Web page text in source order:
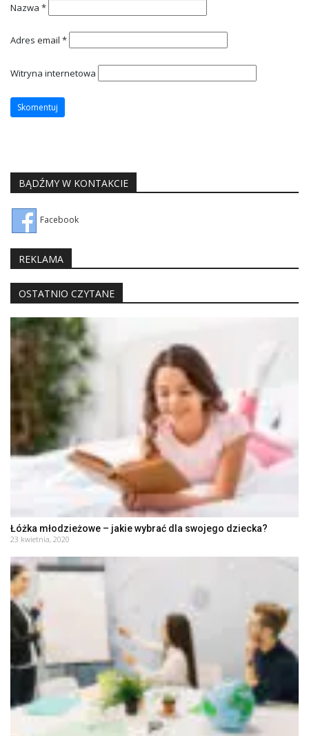
Nazwa *
Adres email *
Witryna internetowa
BĄDŹMY W KONTAKCIE
Facebook
REKLAMA
OSTATNIO CZYTANE
Łóżka młodzieżowe – jakie wybrać dla swojego dziecka?
23 kwietnia, 2020